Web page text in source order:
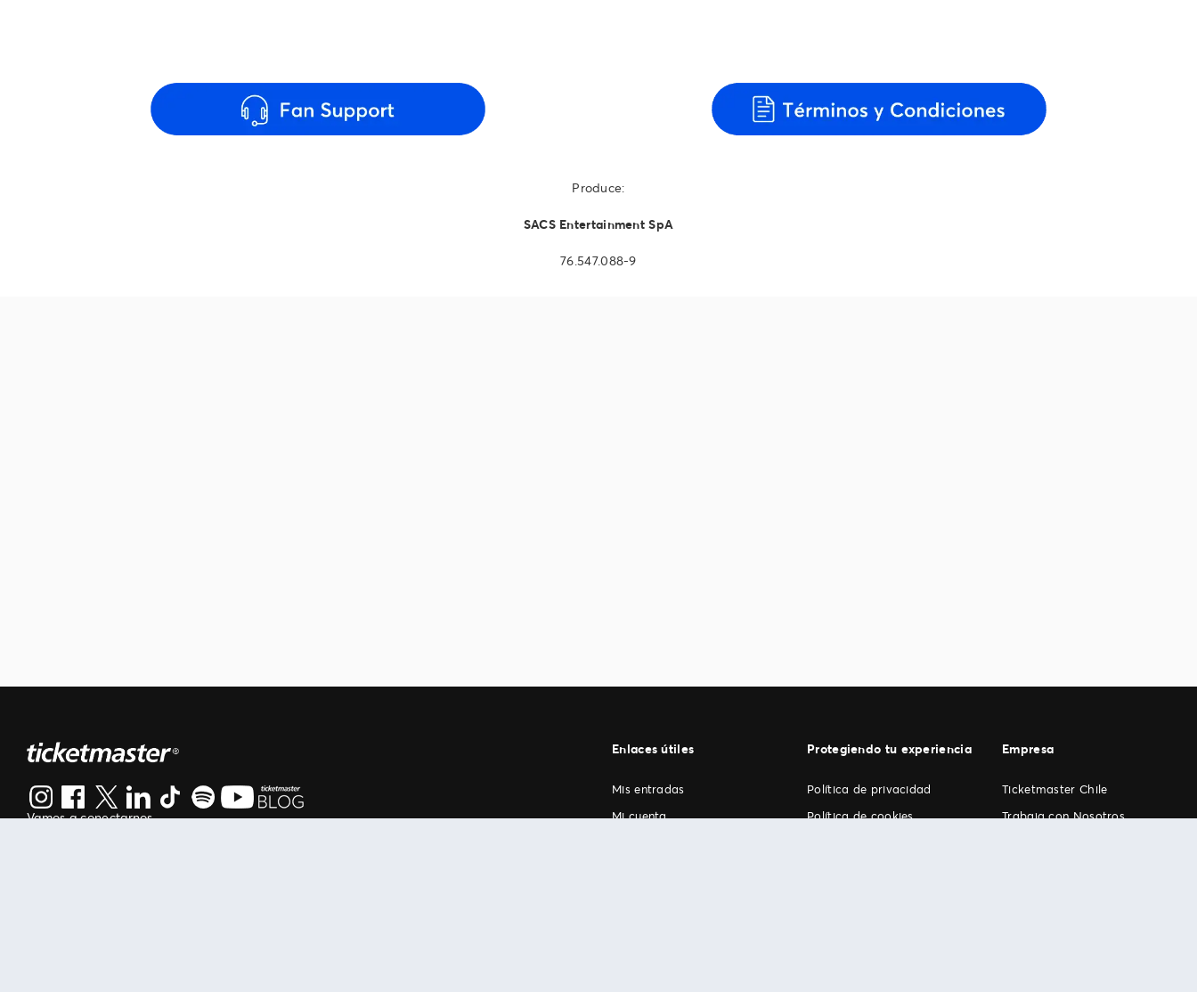
Produce:
SACS Entertainment SpA
76.547.088-9
Vamos a conectarnos
Enlaces útiles
Mis entradas
Mi cuenta
Protegiendo tu experiencia
Política de privacidad
Política de cookies
Empresa
Ticketmaster Chile
Trabaja con Nosotros